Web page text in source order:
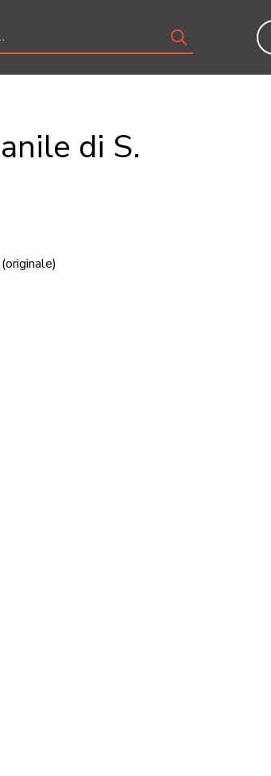
di S.
(originale)